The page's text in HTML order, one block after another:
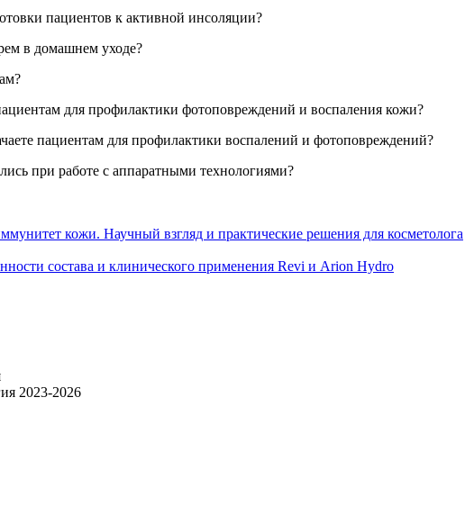
пациентов к активной инсоляции?
в домашнем уходе?
для профилактики фотоповреждений и воспаления кожи?
пациентам для профилактики воспалений и фотоповреждений?
при работе с аппаратными технологиями?
кожи. Научный взгляд и практические решения для косметолога
состава и клинического применения Revi и Arion Hydro
2023-2026